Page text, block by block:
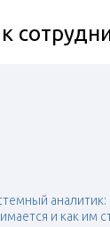
аналитик:
и как им